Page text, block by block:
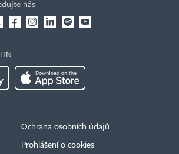
nás
Ochrana osobních údajů
Prohlášení o cookies